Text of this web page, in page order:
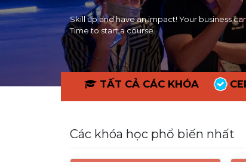
Skill up and have an impact! Your business
Time to start a course.
TẤT CẢ CÁC KHÓA
Các khóa học phổ biến nhất